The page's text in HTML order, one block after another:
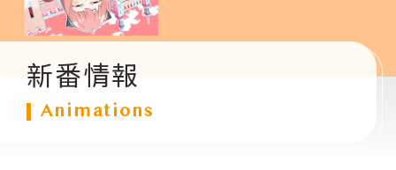
新番情報
Animations